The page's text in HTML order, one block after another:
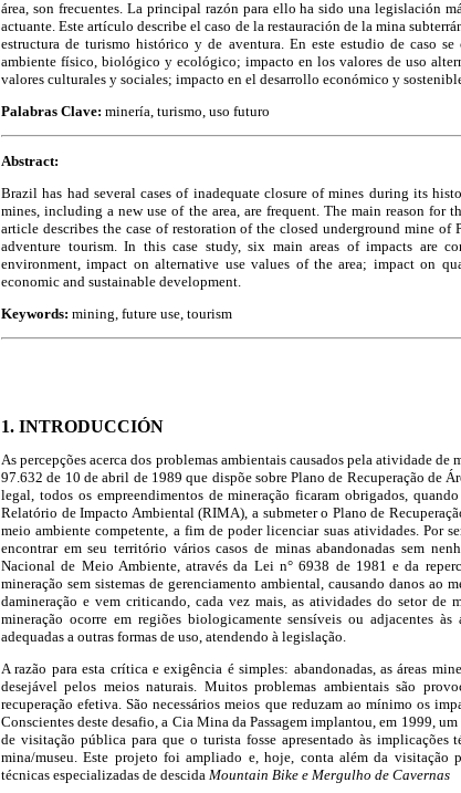
área, son frecuentes. La principal razón para ello ha sido una legislación
actuante. Este artículo describe el caso de la restauración de la mina
estructura de turismo histórico y de aventura. En este estudio de caso
ambiente físico, biológico y ecológico; impacto en los valores de uso
valores culturales y sociales; impacto en el desarrollo económico y
Palabras Clave: minería, turismo, uso futuro
Abstract:
Brazil has had several cases of inadequate closure of mines during its
mines, including a new use of the area, are frequent. The main reason for
article describes the case of restoration of the closed underground mine
adventure tourism. In this case study, six main areas of impacts are
environment, impact on alternative use values of the area; impact on
economic and sustainable development.
Keywords: mining, future use, tourism
1. INTRODUCCIÓN
As percepções acerca dos problemas ambientais causados pela atividade
97.632 de 10 de abril de 1989 que dispõe sobre Plano de Recuperação de
legal, todos os empreendimentos de mineração ficaram obrigados,
Relatório de Impacto Ambiental (RIMA), a submeter o Plano de
meio ambiente competente, a fim de poder licenciar suas atividades. Por
encontrar em seu território vários casos de minas abandonadas sem
Nacional de Meio Ambiente, através da Lei n° 6938 de 1981 e da
mineração sem sistemas de gerenciamento ambiental, causando danos
damineração e vem criticando, cada vez mais, as atividades do setor de
mineração ocorre em regiões biologicamente sensíveis ou adjacentes
adequadas a outras formas de uso, atendendo à legislação.
A razão para esta crítica e exigência é simples: abandonadas, as áreas
desejável pelos meios naturais. Muitos problemas ambientais são
recuperação efetiva. São necessários meios que reduzam ao mínimo os
Conscientes deste desafio, a Cia Mina da Passagem implantou, em 1999,
de visitação pública para que o turista fosse apresentado às
mina/museu. Este projeto foi ampliado e, hoje, conta além da visitação
técnicas especializadas de descida Mountain Bike e Mergulho de Cavernas